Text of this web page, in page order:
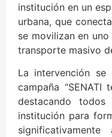
institución en un
urbana, que
se movilizan en
transporte masivo
La intervención
campaña
destacando
institución para